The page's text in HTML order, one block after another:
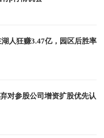
人狂赚3.47亿，园区后胜率
对参股公司增资扩股优先认